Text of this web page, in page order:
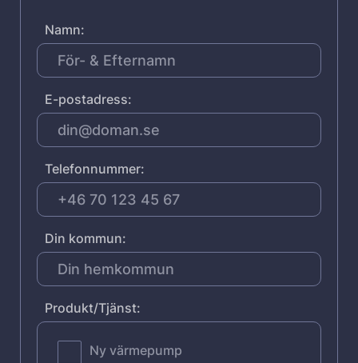
Namn:
E-postadress:
Telefonnummer:
Din kommun:
Produkt/Tjänst:
Ny värmepump